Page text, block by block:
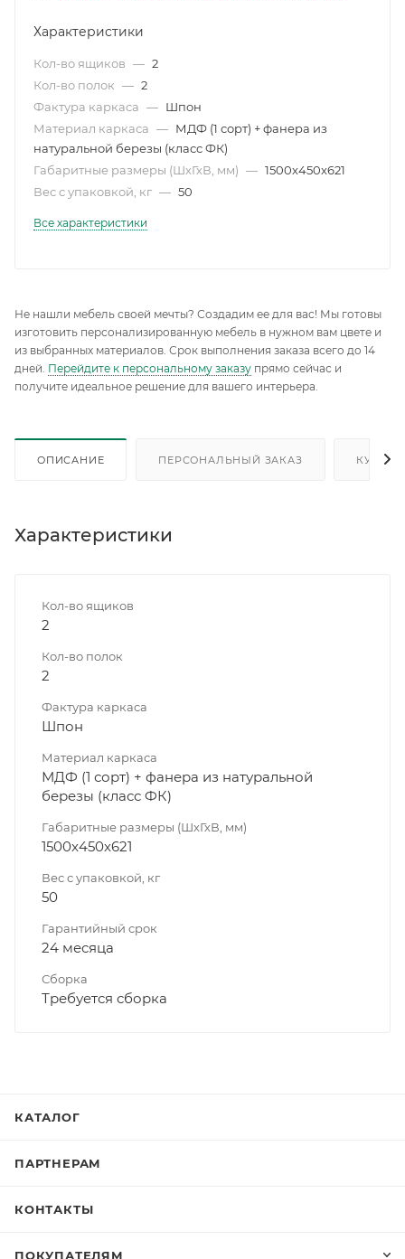
Характеристики
Кол-во ящиков — 2
Кол-во полок — 2
Фактура каркаса — Шпон
Материал каркаса — МДФ (1 сорт) + фанера из
натуральной березы (класс ФК)
Габаритные размеры (ШхГхВ, мм) — 1500x450x621
Вес с упаковкой, кг — 50
Все характеристики
Не нашли мебель своей мечты? Создадим ее для вас! Мы готовы
изготовить персонализированную мебель в нужном вам цвете и
из выбранных материалов. Срок выполнения заказа всего до 14
дней. Перейдите к персональному заказу прямо сейчас и
получите идеальное решение для вашего интерьера.
ОПИСАНИЕ ПЕРСОНАЛЬНЫЙ ЗАКАЗ
Характеристики
Кол-во ящиков
2
Кол-во полок
2
Фактура каркаса
Шпон
Материал каркаса
МДФ (1 сорт) + фанера из натуральной
березы (класс ФК)
Габаритные размеры (ШхГхВ, мм)
1500x450x621
Вес с упаковкой, кг
50
Гарантийный срок
24 месяца
Сборка
Требуется сборка
КАТАЛОГ
ПАРТНЕРАМ
КОНТАКТЫ
ПОКУПАТЕЛЯМ